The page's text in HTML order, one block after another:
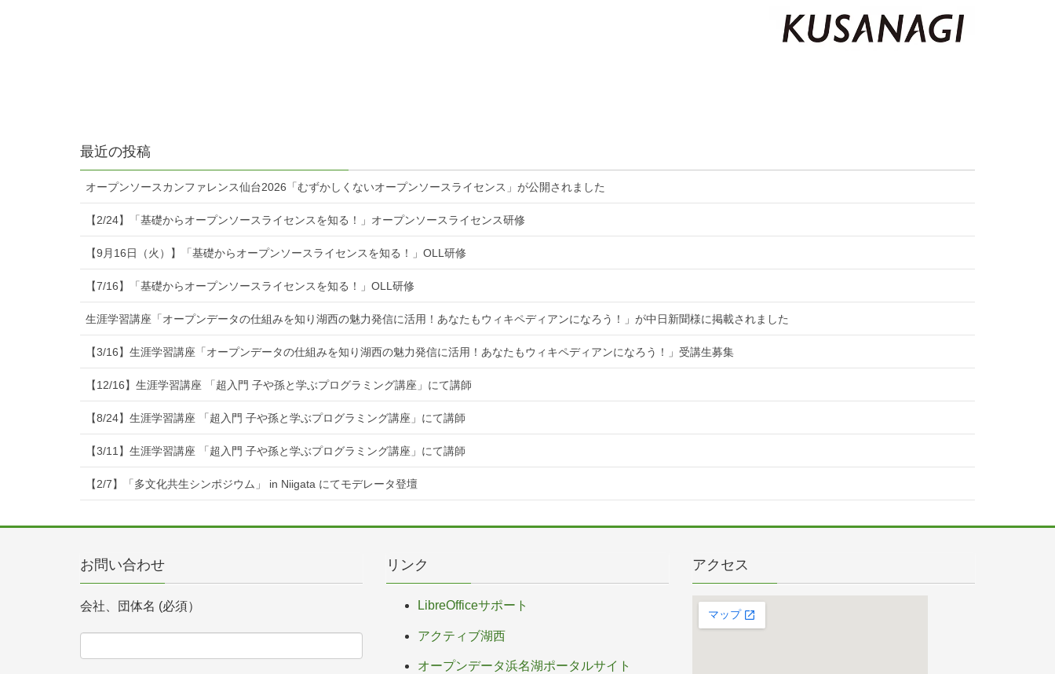
最近の投稿
オープンソースカンファレンス仙台2026「むずかしくないオープンソースライセンス」が公開されました
【2/24】「基礎からオープンソースライセンスを知る！」オープンソースライセンス研修
【9月16日（火）】「基礎からオープンソースライセンスを知る！」OLL研修
【7/16】「基礎からオープンソースライセンスを知る！」OLL研修
生涯学習講座「オープンデータの仕組みを知り湖西の魅力発信に活用！あなたもウィキペディアンになろう！」が中日新聞様に掲載されました
【3/16】生涯学習講座「オープンデータの仕組みを知り湖西の魅力発信に活用！あなたもウィキペディアンになろう！」受講生募集
【12/16】生涯学習講座 「超入門 子や孫と学ぶプログラミング講座」にて講師
【8/24】生涯学習講座 「超入門 子や孫と学ぶプログラミング講座」にて講師
【3/11】生涯学習講座 「超入門 子や孫と学ぶプログラミング講座」にて講師
【2/7】「多文化共生シンポジウム」 in Niigata にてモデレータ登壇
お問い合わせ
会社、団体名 (必須）
リンク
LibreOfficeサポート
アクティブ湖西
オープンデータ浜名湖ポータルサイト
アクセス